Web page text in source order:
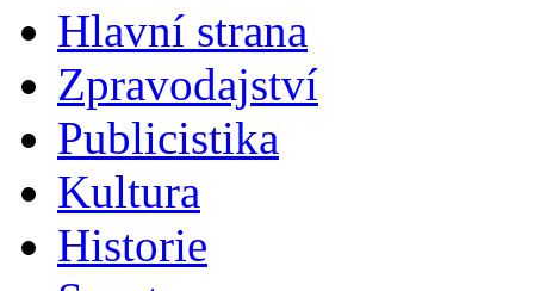
Hlavní strana
Zpravodajství
Publicistika
Kultura
Historie